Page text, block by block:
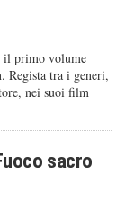
primo volume
Regista tra i generi,
nei suoi film
sacro